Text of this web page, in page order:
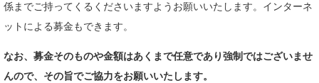
係までご持ってくるくださいますようお願いいたします。インターネ
ットによる募金もできます。
なお、募金そのものや金額はあくまで任意であり強制ではございませ
んので、その旨でご協力をお願いいたします。